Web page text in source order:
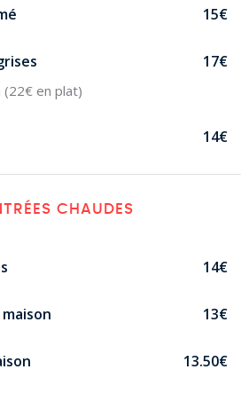
15€
en plat)
17€
14€
CHAUDES
14€
13€
13.50€